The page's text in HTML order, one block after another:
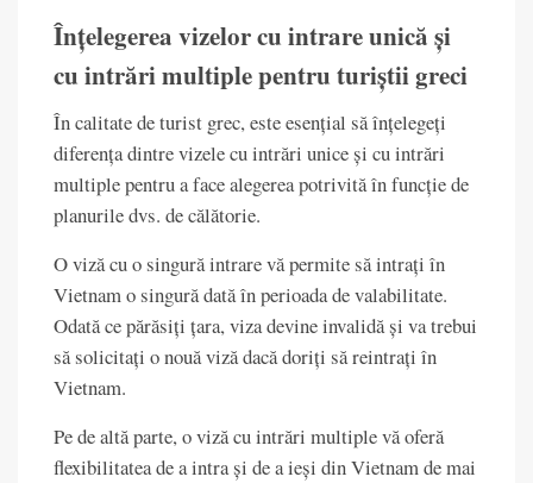
Înțelegerea vizelor cu intrare unică și
cu intrări multiple pentru turiștii greci
În calitate de turist grec, este esențial să înțelegeți
diferența dintre vizele cu intrări unice și cu intrări
multiple pentru a face alegerea potrivită în funcție de
planurile dvs. de călătorie.
O viză cu o singură intrare vă permite să intrați în
Vietnam o singură dată în perioada de valabilitate.
Odată ce părăsiți țara, viza devine invalidă și va trebui
să solicitați o nouă viză dacă doriți să reintrați în
Vietnam.
Pe de altă parte, o viză cu intrări multiple vă oferă
flexibilitatea de a intra și de a ieși din Vietnam de mai